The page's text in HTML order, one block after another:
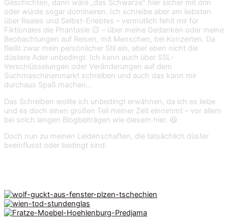
Geschichten, dann wäre „das Schwarze“ hier sicher mit drin
oder würde sogar dominieren. Ich schreibe aber am liebsten
über Reales und Selbst-Erlebtes – vermutlich fehlt mir für
Fiktionales die Phantasie 😐 – über meine Gedanken oder meine
Beobachtungen auf Reisen, mit Menschen, bei Konzerten. Da
fließt zwar mein persönlicher Stil ein, aber eben nicht die
düstere Ader unbedingt. Ich kann auch über SSL-
Verschlüsselungen oder Veränderungen auf dem
Suchmaschinenmarkt schreiben und auch das kann mir
durchaus Spaß machen…
Das Schreiben wollte ich unbedingt erwähnen, da ich es liebe
und es doch einen großen Teil meiner Zeit einnimmt – vor allem
bei solch langen Blogbeiträgen wie diesem hier. 😆
Doch nun zu meinen Leidenschaften, die tatsächlich düster
beeinflusst oder bedingt sind.